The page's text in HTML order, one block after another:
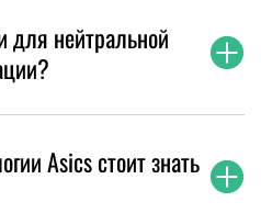
для нейтральной
Asics стоит знать